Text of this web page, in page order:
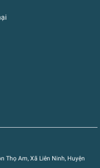
Thọ Am, Xã Liên Ninh, Huyện